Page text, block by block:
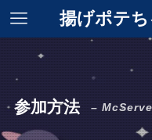
揚げポテ
参加方法 –